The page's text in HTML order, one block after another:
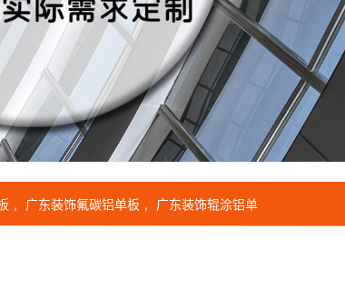
广东装饰氟碳铝单板 广东装饰辊涂铝单